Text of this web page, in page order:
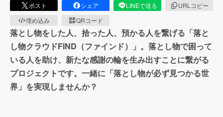
ポスト シェア LINEで送る
URLコピー
埋め込み
QRコード
落とし物をした人、拾った人、預かる人を繋げる「落と
し物クラウドFIND（ファインド）」。落とし物で困って
いる人を助け、新たな感謝の輪を生み出すことに繋がる
プロジェクトです。一緒に「落とし物が必ず見つかる世
界」を実現しませんか？